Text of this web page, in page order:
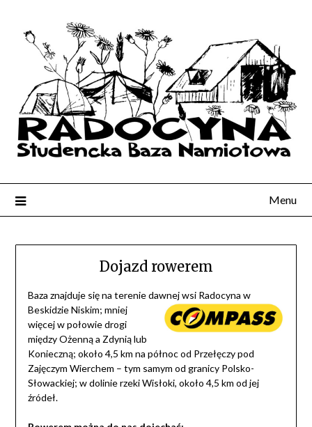
Menu
Dojazd rowerem
Baza znajduje się na terenie dawnej wsi Radocyna w
Beskidzie Niskim; mniej
więcej w połowie drogi
między Ożenną a Zdynią lub
Konieczną; około 4,5 km na północ od Przełęczy pod
Zajęczym Wierchem – tym samym od granicy Polsko-
Słowackiej; w dolinie rzeki Wisłoki, około 4,5 km od jej
źródeł.